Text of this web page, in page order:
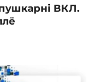
пушкарні ВКЛ.